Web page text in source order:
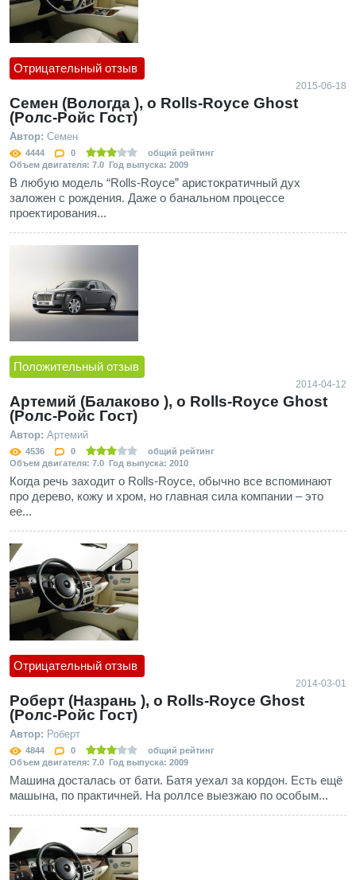
Отрицательный отзыв
2015-06-18
Семен (Вологда ), о Rolls-Royce Ghost
(Ролс-Ройс Гост)
Автор: Семен
4444 0
общий рейтинг
Объем двигателя: 7.0 Год выпуска: 2009
В любую модель “Rolls-Royce” аристократичный дух
заложен с рождения. Даже о банальном процессе
проектирования...
Положительный отзыв
2014-04-12
Артемий (Балаково ), о Rolls-Royce Ghost
(Ролс-Ройс Гост)
Автор: Артемий
4536 0
общий рейтинг
Объем двигателя: 7.0 Год выпуска: 2010
Когда речь заходит о Rolls-Royce, обычно все вспоминают
про дерево, кожу и хром, но главная сила компании – это
ее...
Отрицательный отзыв
2014-03-01
Роберт (Назрань ), о Rolls-Royce Ghost
(Ролс-Ройс Гост)
Автор: Роберт
4844 0
общий рейтинг
Объем двигателя: 7.0 Год выпуска: 2009
Машина досталась от бати. Батя уехал за кордон. Есть ещё
машына, по практичней. На роллсе выезжаю по особым...